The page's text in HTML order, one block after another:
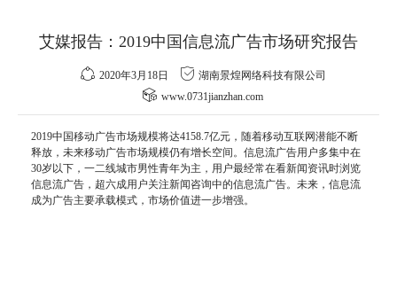
艾媒报告：2019中国信息流广告市场研究报告
2020年3月18日
湖南景煌网络科技有限公司
www.0731jianzhan.com
2019中国移动广告市场规模将达4158.7亿元，随着移动互联网潜能不断
释放，未来移动广告市场规模仍有增长空间。信息流广告用户多集中在
30岁 以下，一二线城市男性青年为主，用户最经常在看新闻资讯时浏览
信息流广告，超六成用户关注新闻咨询中的信息流广告。未来，信息流
成为广告主要承载模式，市场价值进一步增强。